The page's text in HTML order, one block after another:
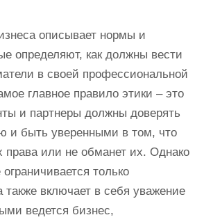
описывает нормы и
определяют, как должны вести
в своей профессиональной
главное правило этики – это
и партнеры должны доверять
и быть уверенными в том, что
права или не обманет их. Однако
только
также включает в себя уважение
ведется бизнес,